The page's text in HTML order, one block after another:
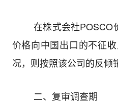
在株式会社POSCO
价格向中国出口的不征
况，则按照该公司的反倾
二、复审调查期